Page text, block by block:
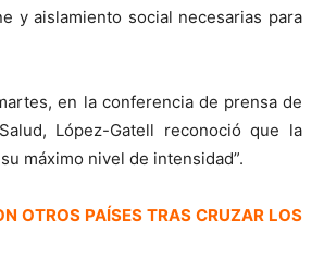
y aislamiento social necesarias para
en la conferencia de prensa de
López-Gatell reconoció que la
máximo nivel de intensidad”.
OTROS PAÍSES TRAS CRUZAR LOS